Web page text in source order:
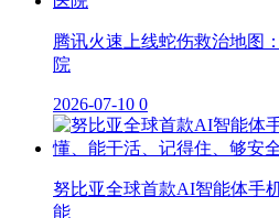
腾讯火速上线蛇伤救治地图
院
2026-07-10 0
努比亚全球首款AI智能体手
能